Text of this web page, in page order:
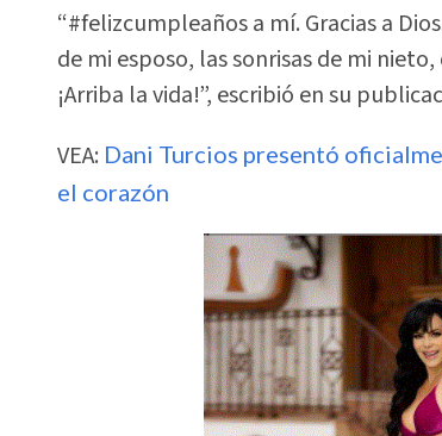
“#felizcumpleaños a mí. Gracias a
de mi esposo, las sonrisas de mi
¡Arriba la vida!”, escribió en su
VEA: Dani Turcios presentó
el corazón